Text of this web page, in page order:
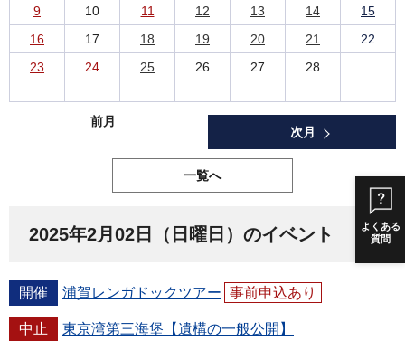
よくある
質問
9
10 11 12 13 14
15
16
17 18 19 20 21
22
23
24 25 26 27 28
前月
次月
一覧へ
2025年2月02日（日曜日）のイベント
開催 浦賀レンガドックツアー 事前申込あり
中止 東京湾第三海堡【遺構の一般公開】